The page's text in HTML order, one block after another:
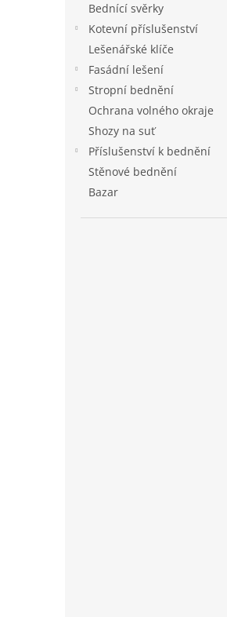
Bednící svěrky
Kotevní příslušenství
Lešenářské klíče
Fasádní lešení
Stropní bednění
Ochrana volného okraje
Shozy na suť
Příslušenství k bednění
Stěnové bednění
Bazar